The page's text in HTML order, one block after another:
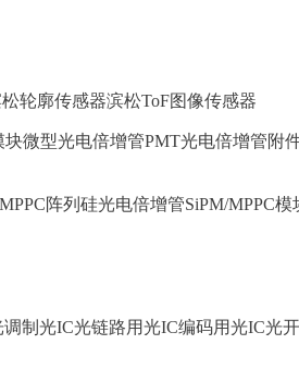
轮廓传感器滨松ToF图像传感器
块微型光电倍增管PMT光电倍增管附
阵列 硅光电倍增管SiPM/MPPC模
调制光IC光链路用光IC编码用光IC光